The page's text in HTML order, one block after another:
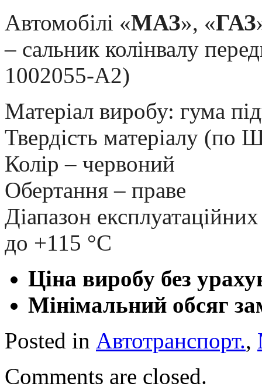
Автомобілі «МАЗ», «ГАЗ
– сальник колінвалу
1002055-А2)
Матеріал виробу: гума
Твердість матеріалу
Колір – червоний
Обертання – праве
Діапазон
до +115 °С
Ціна виробу без
Мінімальний обсяг
Posted in Автотранспорт.,
Comments are closed.